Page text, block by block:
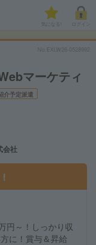
気になる!
No.EXLW26-0528992
マーケティ
介予定派遣
会社
円～！しっかり収
に！賞与＆昇給